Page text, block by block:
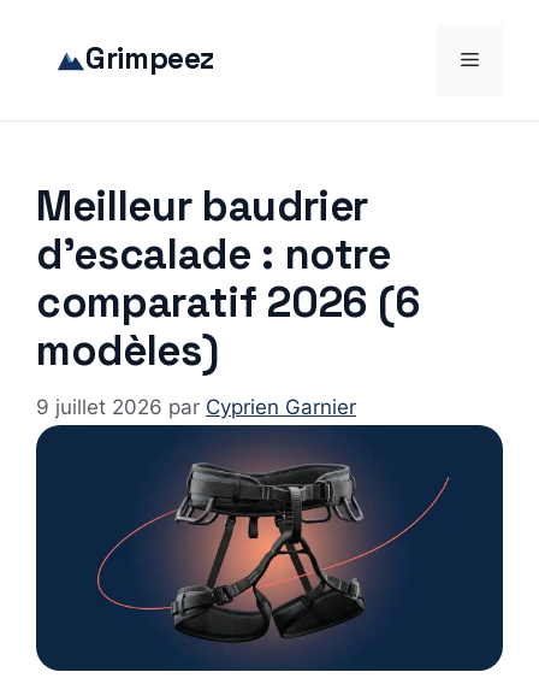
contenu Grimpeez Menu
Meilleur baudrier
d’escalade : notre
comparatif 2026 (6
modèles)
9 juillet 2026 par Cyprien Garnier